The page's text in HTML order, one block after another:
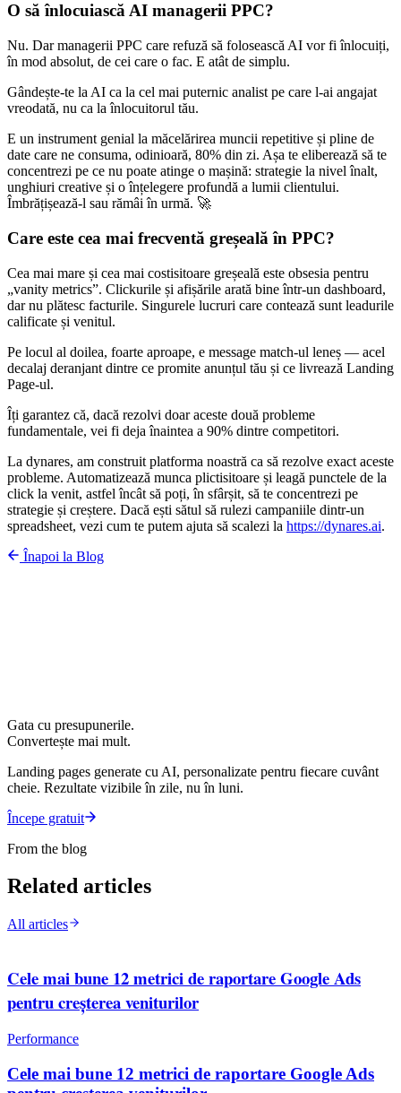
O să înlocuiască AI managerii PPC?
Nu. Dar managerii PPC care refuză să folosească AI vor fi înlocuiți,
în mod absolut, de cei care o fac. E atât de simplu.
Gândește-te la AI ca la cel mai puternic analist pe care l-ai angajat
vreodată, nu ca la înlocuitorul tău.
E un instrument genial la măcelărirea muncii repetitive și pline de
date care ne consuma, odinioară, 80% din zi. Așa te eliberează să te
concentrezi pe ce nu poate atinge o mașină: strategie la nivel înalt,
unghiuri creative și o înțelegere profundă a lumii clientului.
Îmbrățișează-l sau rămâi în urmă. 🚀
Care este cea mai frecventă greșeală în PPC?
Cea mai mare și cea mai costisitoare greșeală este obsesia pentru
„vanity metrics”. Clickurile și afișările arată bine într-un dashboard,
dar nu plătesc facturile. Singurele lucruri care contează sunt leadurile
calificate și venitul.
Pe locul al doilea, foarte aproape, e message match-ul leneș — acel
decalaj deranjant dintre ce promite anunțul tău și ce livrează Landing
Page-ul.
Îți garantez că, dacă rezolvi doar aceste două probleme
fundamentale, vei fi deja înaintea a 90% dintre competitori.
La dynares, am construit platforma noastră ca să rezolve exact aceste
probleme. Automatizează munca plictisitoare și leagă punctele de la
click la venit, astfel încât să poți, în sfârșit, să te concentrezi pe
strategie și creștere. Dacă ești sătul să rulezi campaniile dintr-un
spreadsheet, vezi cum te putem ajuta să scalezi la https://dynares.ai.
Înapoi la Blog
Gata cu presupunerile.
Convertește mai mult.
Landing pages generate cu AI, personalizate pentru fiecare cuvânt
cheie. Rezultate vizibile în zile, nu în luni.
Începe gratuit
From the blog
Related articles
All articles
Cele mai bune 12 metrici de raportare Google Ads
pentru creșterea veniturilor
Performance
Cele mai bune 12 metrici de raportare Google Ads